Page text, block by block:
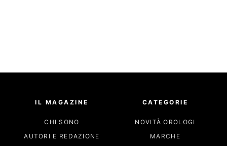
IL MAGAZINE
CHI SONO
AUTORI E REDAZIONE
CATEGORIE
NOVITÀ OROLOGI
MARCHE